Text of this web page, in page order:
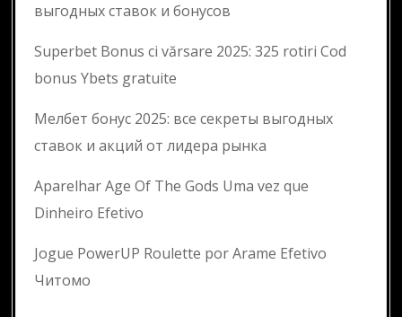
выгодных ставок и бонусов
Superbet Bonus ci vărsare 2025: 325 rotiri Cod
bonus Ybets gratuite
Мелбет бонус 2025: все секреты выгодных
ставок и акций от лидера рынка
Aparelhar Age Of The Gods Uma vez que
Dinheiro Efetivo
Jogue PowerUP Roulette por Arame Efetivo
Читомо